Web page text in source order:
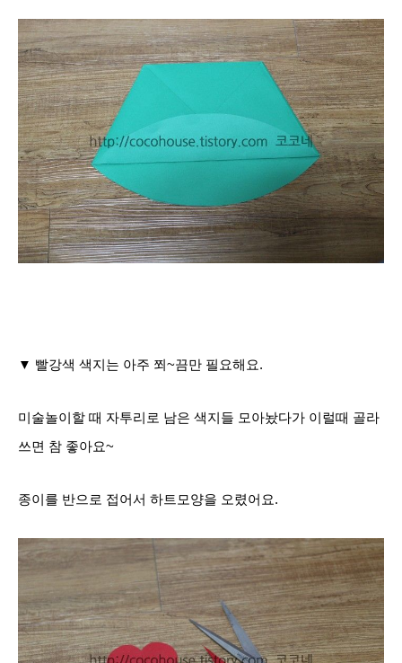
▼ 빨강색 색지는 아주 쬐~끔만 필요해요.
미술놀이할 때 자투리로 남은 색지들 모아놨다가 이럴때 골라
쓰면 참 좋아요~
종이를 반으로 접어서 하트모양을 오렸어요.